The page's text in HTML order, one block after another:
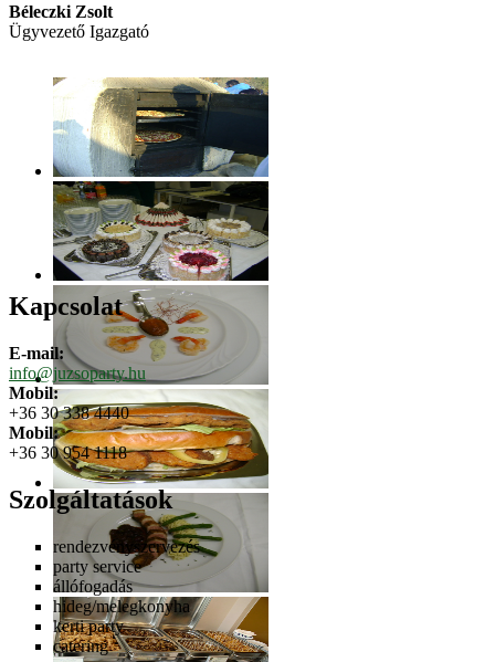
Béleczki Zsolt
Ügyvezető Igazgató
Kapcsolat
E-mail:
info@juzsoparty.hu
Mobil:
+36 30 338 4440
Mobil:
+36 30 954 1118
Szolgáltatások
rendezvényszervezés
party service
állófogadás
hideg/melegkonyha
kerti party
catering